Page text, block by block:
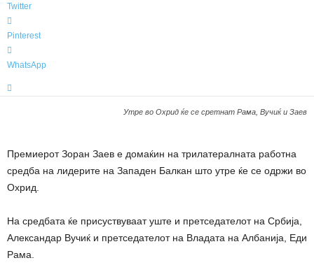
Twitter
Pinterest
WhatsApp
Утре во Охрид ќе се сретнат Рама, Вучиќ и Заев
Премиерот Зоран Заев е домаќин на трилатералната работна
средба на лидерите на Западен Балкан што утре ќе се одржи во
Охрид.
На средбата ќе присуствуваат уште и претседателот на Србија,
Александар Вучиќ и претседателот на Владата на Албанија, Еди
Рама.